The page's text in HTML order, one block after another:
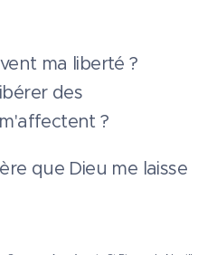
ma liberté ?
des
?
que Dieu me laisse